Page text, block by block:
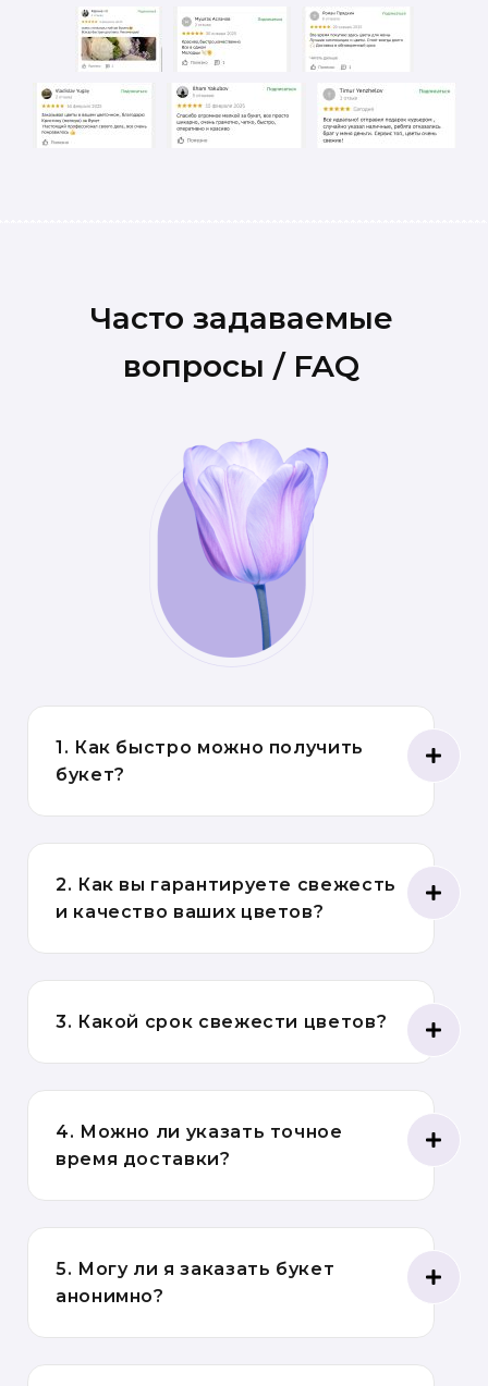
Часто задаваемые
вопросы / FAQ
1. Как быстро можно получить
букет?
2. Как вы гарантируете свежесть
и качество ваших цветов?
3. Какой срок свежести цветов?
4. Можно ли указать точное
время доставки?
5. Могу ли я заказать букет
анонимно?